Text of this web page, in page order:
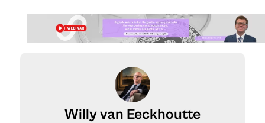
Willy van Eeckhoutte